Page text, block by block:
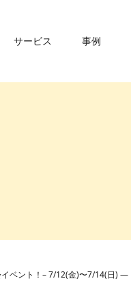
サービス 事例
イベント！– 7/12(金)〜7/14(日) —